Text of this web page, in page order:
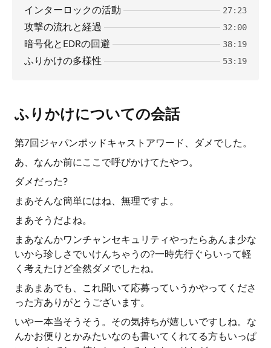
インターロックの活動 27:23
攻撃の流れと経過 32:00
暗号化とEDRの回避 38:19
ふりかけの多様性 53:19
ふりかけについての会話
第7回ジャパンポッドキャストアワード、ダメでした。
あ、なんか前にここで呼びかけてたやつ。
ダメだった?
まあそんな簡単にはね、無理ですよ。
まあそうだよね。
まあなんかワンチャンセキュリティやったらあんま少な
いから珍しさでいけんちゃうの?一時先行ぐらいって軽
く考えたけど全然ダメでしたね。
まあまあでも、これ聞いて応募っていうかやってくださ
った方ありがとうございます。
いやー本当そうそう。その気持ちが嬉しいですしね。な
んかお便りとかみたいなのも書いてくれてる方もいっぱ